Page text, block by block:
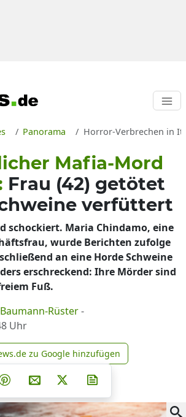
Panorama Horror-Verbrechen in
Mafia-Mord
Frau (42) getötet
verfüttert
schockiert. Maria Chindamo, eine
wurde Berichten zufolge
an eine Horde Schweine
erschreckend: Ihre Mörder sind
Fuß.
Rüster-
Uhr
news.de zu Google
zu Google hinzufügen
Teilen auf Facebook
Teilen auf Whatsapp
Teilen auf Telegram
Teilen auf Pinterest
Per E-Mail teilen
Post auf X